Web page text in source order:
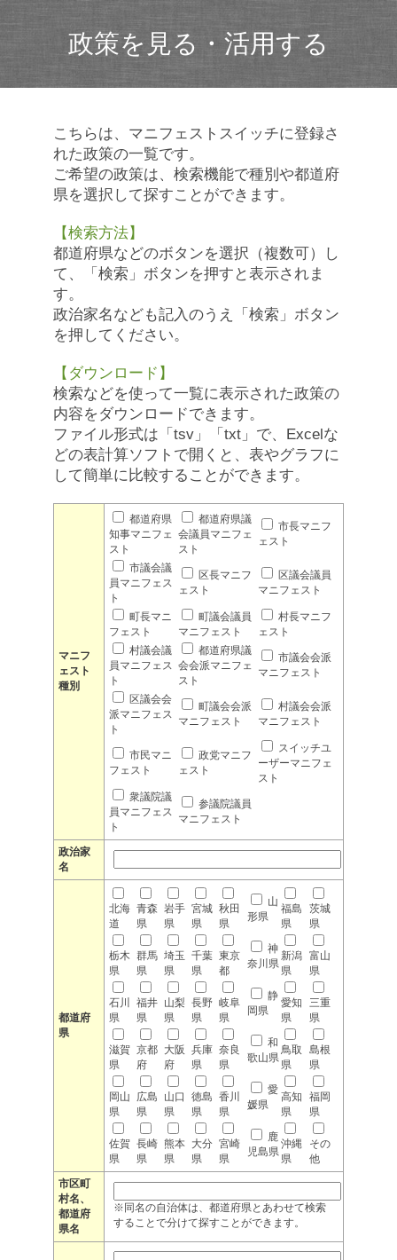
政策を見る・活用する
こちらは、マニフェストスイッチに登録さ
れた政策の一覧です。
ご希望の政策は、検索機能で種別や都道府
県を選択して探すことができます。
【検索方法】
都道府県などのボタンを選択（複数可）し
て、「検索」ボタンを押すと表示されま
す。
政治家名なども記入のうえ「検索」ボタン
を押してください。
【ダウンロード】
検索などを使って一覧に表示された政策の
内容をダウンロードできます。
ファイル形式は「tsv」「txt」で、Excelな
どの表計算ソフトで開くと、表やグラフに
して簡単に比較することができます。
マニフ
ェスト
種別
都道府県
知事マニフェ
スト
都道府県議
会議員マニフェ
スト
市長マニフ
ェスト
市議会議
員マニフェス
ト
区長マニフ
ェスト
区議会議員
マニフェスト
町長マニ
フェスト
町議会議員
マニフェスト
村長マニフ
ェスト
村議会議
員マニフェス
ト
都道府県議
会会派マニフェ
スト
市議会会派
マニフェスト
区議会会
派マニフェス
ト
町議会会派
マニフェスト
村議会会派
マニフェスト
市民マニ
フェスト
政党マニフ
ェスト
スイッチユ
ーザーマニフェ
スト
衆議院議
員マニフェス
ト
参議院議員
マニフェスト
政治家
名
都道府
県
北海
道
青森
県
岩手
県
宮城
県
秋田
県
山
形県
福島
県
茨城
県
栃木
県
群馬
県
埼玉
県
千葉
県
東京
都
神
奈川県
新潟
県
富山
県
石川
県
福井
県
山梨
県
長野
県
岐阜
県
静
岡県
愛知
県
三重
県
滋賀
県
京都
府
大阪
府
兵庫
県
奈良
県
和
歌山県
鳥取
県
島根
県
岡山
県
広島
県
山口
県
徳島
県
香川
県
愛
媛県
高知
県
福岡
県
佐賀
県
長崎
県
熊本
県
大分
県
宮崎
県
鹿
児島県
沖縄
県
その
他
市区町
村名、
都道府
県名
※同名の自治体は、都道府県とあわせて検索
することで分けて探すことができます。